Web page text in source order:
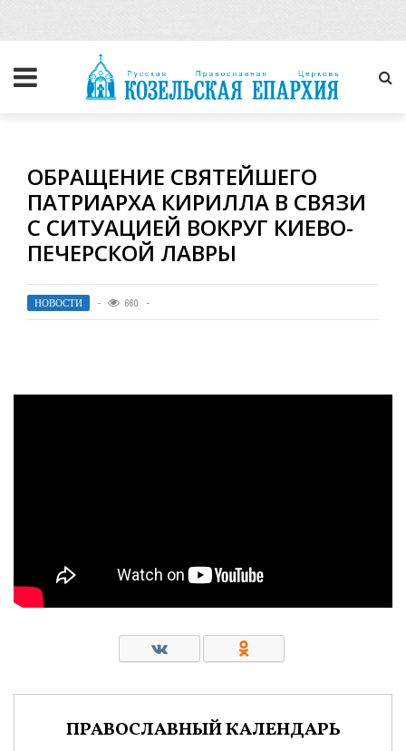
ОБРАЩЕНИЕ СВЯТЕЙШЕГО
ПАТРИАРХА КИРИЛЛА В СВЯЗИ
С СИТУАЦИЕЙ ВОКРУГ КИЕВО-
ПЕЧЕРСКОЙ ЛАВРЫ
НОВОСТИ 660
ПРАВОСЛАВНЫЙ КАЛЕНДАРЬ